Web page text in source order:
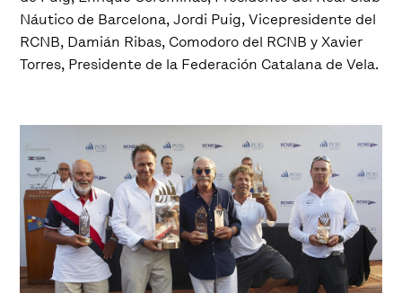
Náutico de Barcelona, Jordi Puig, Vicepresidente del
RCNB, Damián Ribas, Comodoro del RCNB y Xavier
Torres, Presidente de la Federación Catalana de Vela.